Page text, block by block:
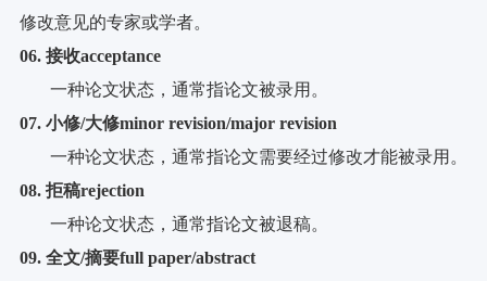
修改意见的专家或学者。
06. 接收acceptance
一种论文状态，通常指论文被录用。
07. 小修/大修minor revision/major revision
一种论文状态，通常指论文需要经过修改才能被录用。
08. 拒稿rejection
一种论文状态，通常指论文被退稿。
09. 全文/摘要full paper/abstract